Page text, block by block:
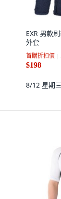
EXR 男款
外套
首購折扣價
$198
8/12 星期三